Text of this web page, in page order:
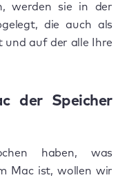
werden sie in der
die auch als
und auf der alle Ihre
der Speicher
haben, was
Mac ist, wollen wir